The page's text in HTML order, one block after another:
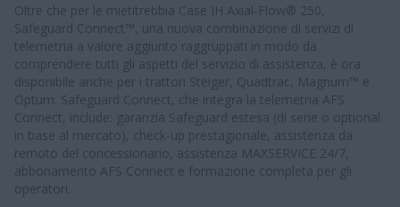
Oltre che per le mietitrebbia Case IH Axial-Flow® 250,
Safeguard Connect™, una nuova combinazione di servizi di
telemetria a valore aggiunto raggruppati in modo da
comprendere tutti gli aspetti del servizio di assistenza, è ora
disponibile anche per i trattori Steiger, Quadtrac, Magnum™ e
Optum. Safeguard Connect, che integra la telemetria AFS
Connect, include: garanzia Safeguard estesa (di serie o optional
in base al mercato), check-up prestagionale, assistenza da
remoto del concessionario, assistenza MAXSERVICE 24/7,
abbonamento AFS Connect e formazione completa per gli
operatori.